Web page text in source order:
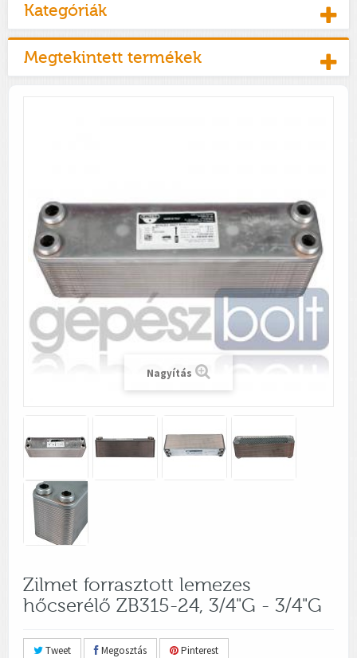
Kategóriák
Megtekintett termékek
Nagyítás
Zilmet forrasztott lemezes
hőcserélő ZB315-24, 3/4"G - 3/4"G
Tweet Megosztás Pinterest